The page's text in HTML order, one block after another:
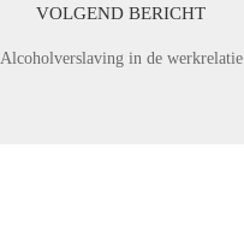
VOLGEND BERICHT
Alcoholverslaving in de werkrelatie